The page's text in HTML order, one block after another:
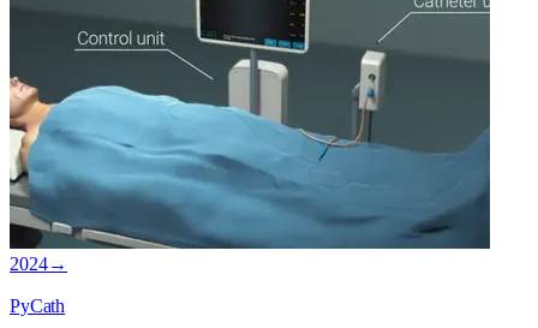
2024→
PyCath